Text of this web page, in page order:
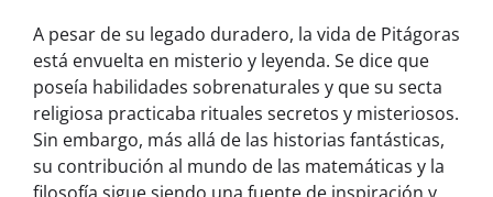
A pesar de su legado duradero, la vida de Pitágoras
está envuelta en misterio y leyenda. Se dice que
poseía habilidades sobrenaturales y que su secta
religiosa practicaba rituales secretos y misteriosos.
Sin embargo, más allá de las historias fantásticas,
su contribución al mundo de las matemáticas y la